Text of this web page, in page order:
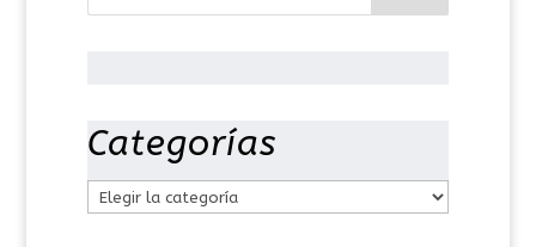
Categorías